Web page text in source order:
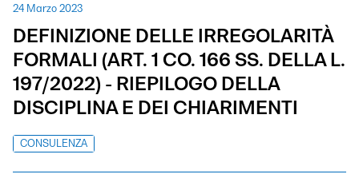
24 Marzo 2023
DEFINIZIONE DELLE IRREGOLARITÀ
FORMALI (ART. 1 CO. 166 SS. DELLA L.
197/2022) - RIEPILOGO DELLA
DISCIPLINA E DEI CHIARIMENTI
CONSULENZA